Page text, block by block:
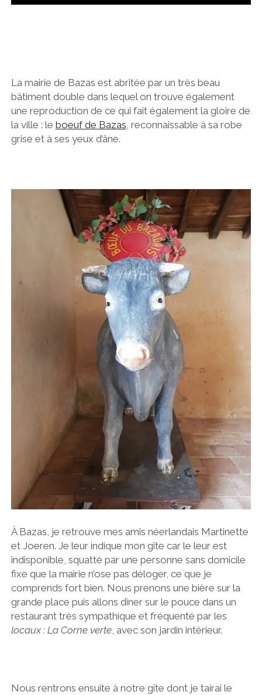
La mairie de Bazas est abritée par un très beau
bâtiment double dans lequel on trouve également
une reproduction de ce qui fait également la gloire de
la ville : le boeuf de Bazas, reconnaissable à sa robe
grise et à ses yeux d’âne.
À Bazas, je retrouve mes amis néerlandais Martinette
et Joeren. Je leur indique mon gîte car le leur est
indisponible, squatté par une personne sans domicile
fixe que la mairie n’ose pas déloger, ce que je
comprends fort bien. Nous prenons une bière sur la
grande place puis allons dîner sur le pouce dans un
restaurant très sympathique et fréquenté par les
locaux : La Corne verte, avec son jardin intérieur.
Nous rentrons ensuite à notre gîte dont je tairai le